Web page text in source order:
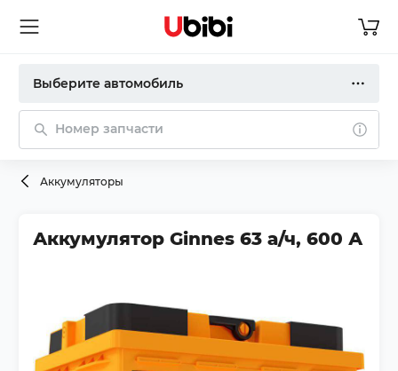
Выберите автомобиль
Номер запчасти
Аккумуляторы
Аккумулятор Ginnes 63 а/ч, 600 А